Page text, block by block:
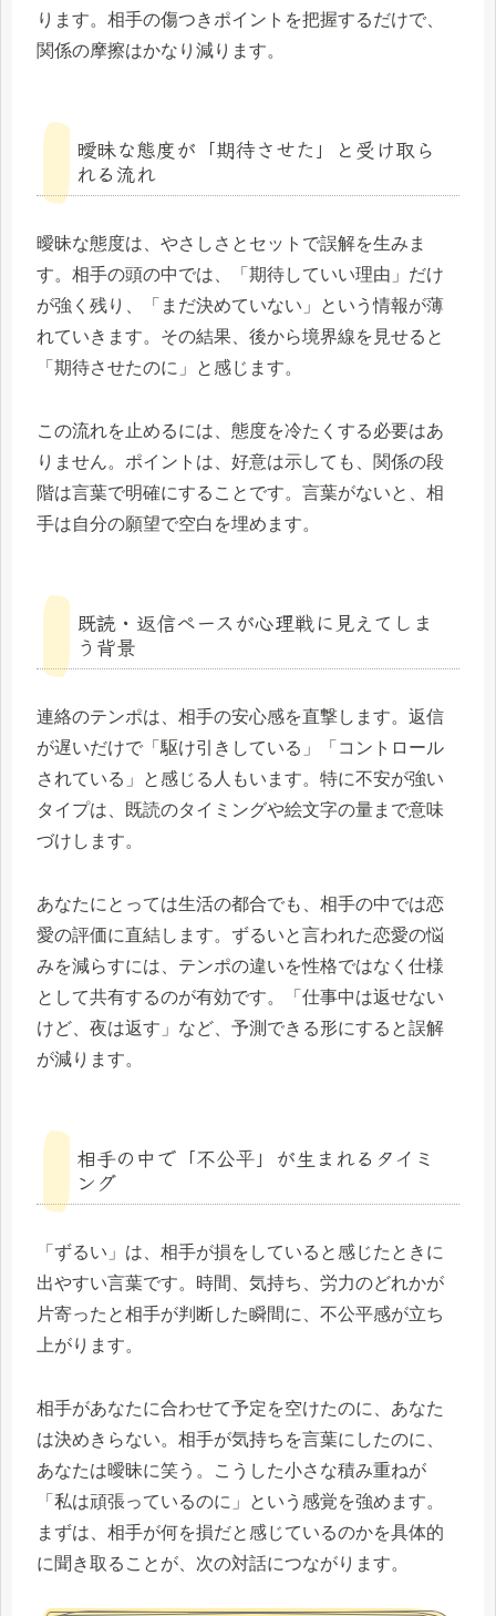
ります。相手の傷つきポイントを把握するだけで、
関係の摩擦はかなり減ります。
曖昧な態度が「期待させた」と受け取ら
れる流れ
曖昧な態度は、やさしさとセットで誤解を生みま
す。相手の頭の中では、「期待していい理由」だけ
が強く残り、「まだ決めていない」という情報が薄
れていきます。その結果、後から境界線を見せると
「期待させたのに」と感じます。
この流れを止めるには、態度を冷たくする必要はあ
りません。ポイントは、好意は示しても、関係の段
階は言葉で明確にすることです。言葉がないと、相
手は自分の願望で空白を埋めます。
既読・返信ペースが心理戦に見えてしま
う背景
連絡のテンポは、相手の安心感を直撃します。返信
が遅いだけで「駆け引きしている」「コントロール
されている」と感じる人もいます。特に不安が強い
タイプは、既読のタイミングや絵文字の量まで意味
づけします。
あなたにとっては生活の都合でも、相手の中では恋
愛の評価に直結します。ずるいと言われた恋愛の悩
みを減らすには、テンポの違いを性格ではなく仕様
として共有するのが有効です。「仕事中は返せない
けど、夜は返す」など、予測できる形にすると誤解
が減ります。
相手の中で「不公平」が生まれるタイミ
ング
「ずるい」は、相手が損をしていると感じたときに
出やすい言葉です。時間、気持ち、労力のどれかが
片寄ったと相手が判断した瞬間に、不公平感が立ち
上がります。
相手があなたに合わせて予定を空けたのに、あなた
は決めきらない。相手が気持ちを言葉にしたのに、
あなたは曖昧に笑う。こうした小さな積み重ねが
「私は頑張っているのに」という感覚を強めます。
まずは、相手が何を損だと感じているのかを具体的
に聞き取ることが、次の対話につながります。